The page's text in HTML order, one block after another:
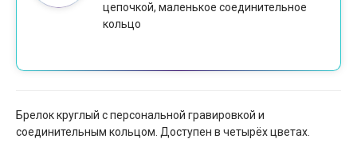
цепочкой, маленькое соединительное
кольцо
Брелок круглый с персональной гравировкой и
соединительным кольцом. Доступен в четырёх цветах.